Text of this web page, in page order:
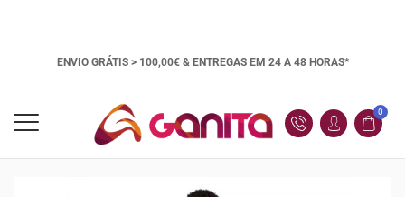
ENVIO GRÁTIS > 100,00€ & ENTREGAS EM 24 A 48 HORAS*
0